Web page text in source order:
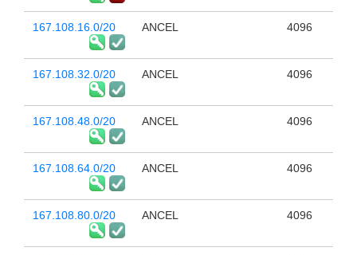
167.108.16.0/20 ANCEL 4096
167.108.32.0/20 ANCEL 4096
167.108.48.0/20 ANCEL 4096
167.108.64.0/20 ANCEL 4096
167.108.80.0/20 ANCEL 4096